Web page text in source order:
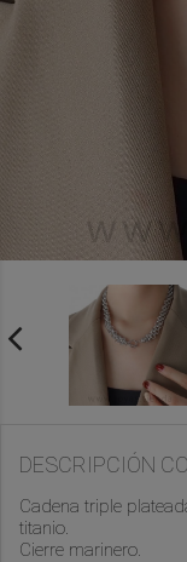
DESCRIPCIÓN
Cadena triple
titanio.
Cierre marinero.